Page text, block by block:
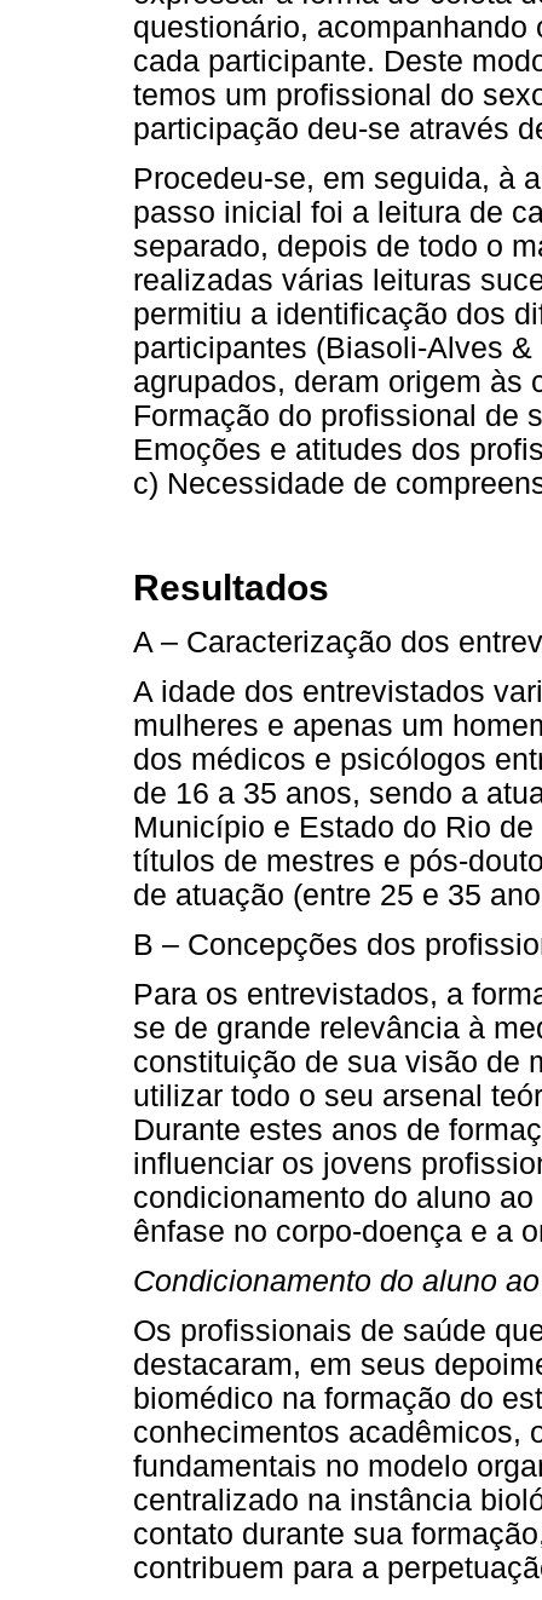
questionário,
cada participante. Deste
temos um profissional do
participação deu-se através
Procedeu-se, em seguida, à
passo inicial foi a leitura de
separado, depois de todo o
realizadas várias leituras
permitiu a identificação dos
participantes (Biasoli-Alves
agrupados, deram origem às
Formação do profissional de
Emoções e atitudes dos
c) Necessidade de
Resultados
A – Caracterização dos
A idade dos entrevistados
mulheres e apenas um
dos médicos e psicólogos
de 16 a 35 anos, sendo a
Município e Estado do Rio
títulos de mestres e pós-
de atuação (entre 25 e 35
B – Concepções dos
Para os entrevistados, a
se de grande relevância à
constituição de sua visão de
utilizar todo o seu arsenal
Durante estes anos de
influenciar os jovens
condicionamento do aluno
ênfase no corpo-doença e a
Condicionamento do aluno
Os profissionais de saúde
destacaram, em seus
biomédico na formação do
conhecimentos acadêmicos,
fundamentais no modelo
centralizado na instância
contato durante sua
contribuem para a